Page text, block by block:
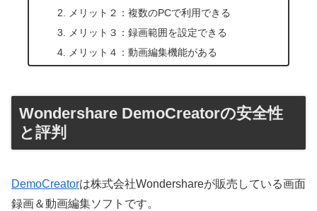
メリット２：複数のPCで利用できる
メリット３：録画範囲を設定できる
メリット４：動画編集機能がある
Wondershare DemoCreatorの安全性
と評判
DemoCreatorは株式会社Wondershareが販売している画面
録画＆動画編集ソフトです。